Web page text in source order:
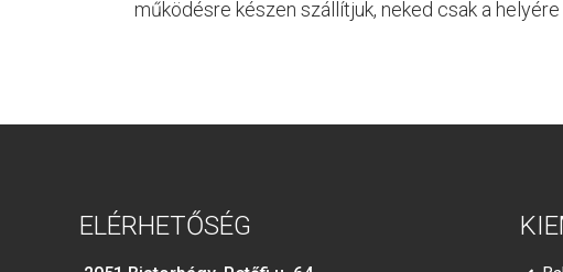
működésre készen szállítjuk, neked csak a
ELÉRHETŐSÉG